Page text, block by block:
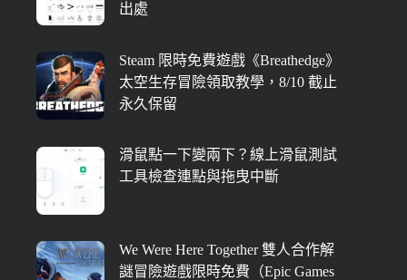
出處
Steam 限時免費遊戲《Breathedge》
太空生存冒險領取教學，8/10 截止
永久保留
滑鼠點一下變兩下？線上滑鼠測試
工具檢查連點與拖曳中斷
We Were Here Together 雙人合作解
謎冒險遊戲限時免費（Epic Games